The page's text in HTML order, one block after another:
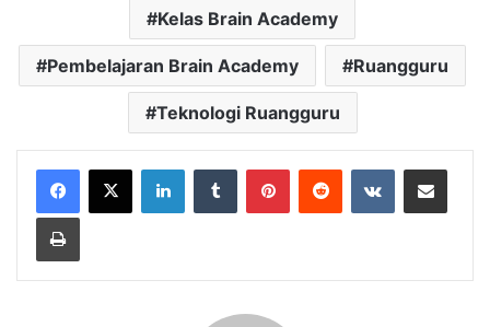
Kelas Brain Academy
Pembelajaran Brain Academy Ruangguru
Teknologi Ruangguru
LinkedInTumblr PinterestReddit VKontakteBagikan Lewat Email
Cetak